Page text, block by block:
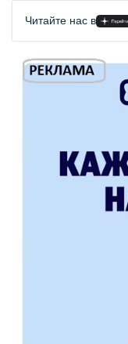
Читайте нас в